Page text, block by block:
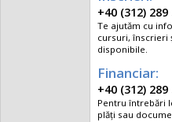
+40 (312) 289
Te ajutăm cu
cursuri, înscrieri
disponibile.
Financiar:
+40 (312) 289
Pentru întrebări
plăți sau